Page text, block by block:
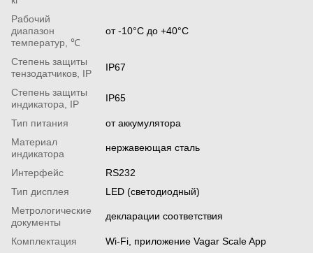
Рабочий
диапазон
температур, ℃
от -10°С до +40°С
Степень защиты
тензодатчиков, IP
IP67
Степень защиты
индикатора, IP
IP65
Тип питания
от аккумулятора
Материал
индикатора
нержавеющая сталь
Интерфейс
RS232
Тип дисплея
LED (светодиодный)
Метрологические
документы
декларации соответствия
Комплектация
Wi-Fi, приложение Vagar Scale App